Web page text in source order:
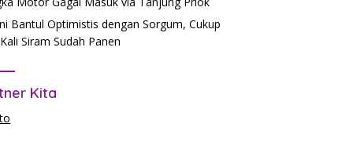
Bantul Optimistis dengan Sorgum, Cukup
Siram Sudah Panen
Kita